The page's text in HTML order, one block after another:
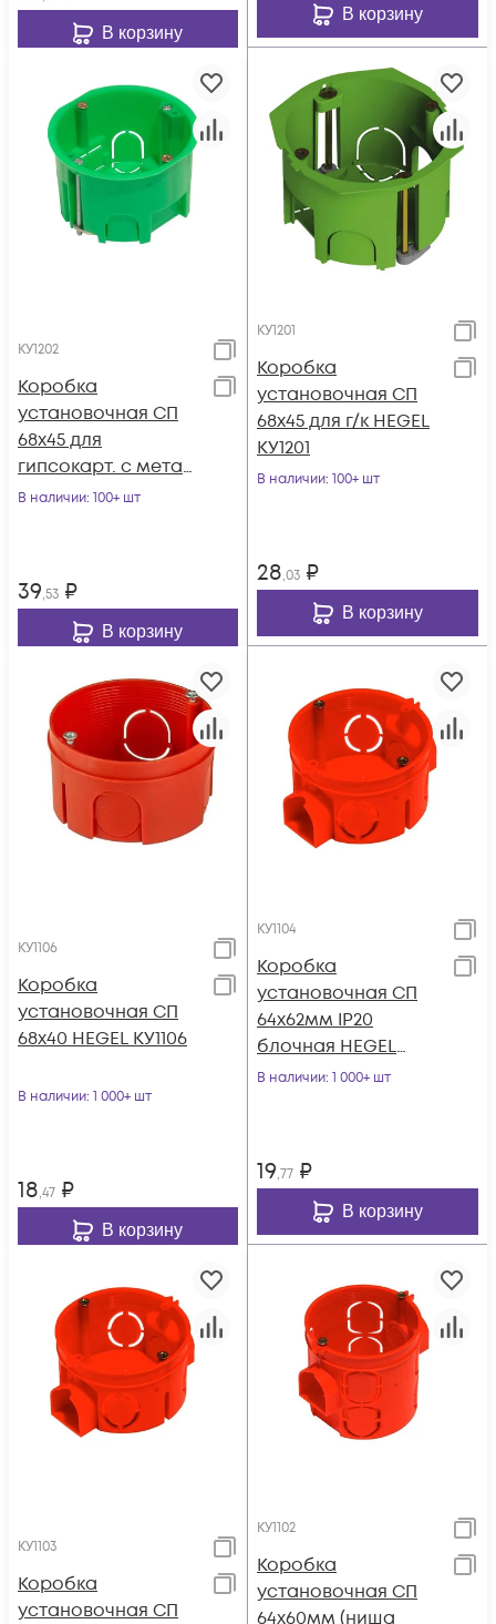
В корзину
В корзину
КУ1202
Коробка
установочная СП
68х45 для
гипсокарт. с метал.
лапками HEGEL
В наличии: 100+ шт
39,53 ₽
В корзину
КУ1201
Коробка
установочная СП
68х45 для г/к HEGEL
КУ1201
В наличии: 100+ шт
28,03 ₽
В корзину
КУ1106
Коробка
установочная СП
68х40 HEGEL КУ1106
В наличии: 1 000+ шт
18,47 ₽
В корзину
КУ1104
Коробка
установочная СП
64х62мм IP20
блочная HEGEL
КУ1104
В наличии: 1 000+ шт
19,77 ₽
В корзину
КУ1103
Коробка
установочная СП
КУ1102
Коробка
установочная СП
64х60мм (ниша